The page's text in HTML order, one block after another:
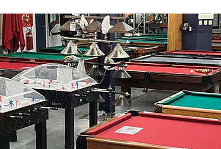
Please type the letters and numbers below